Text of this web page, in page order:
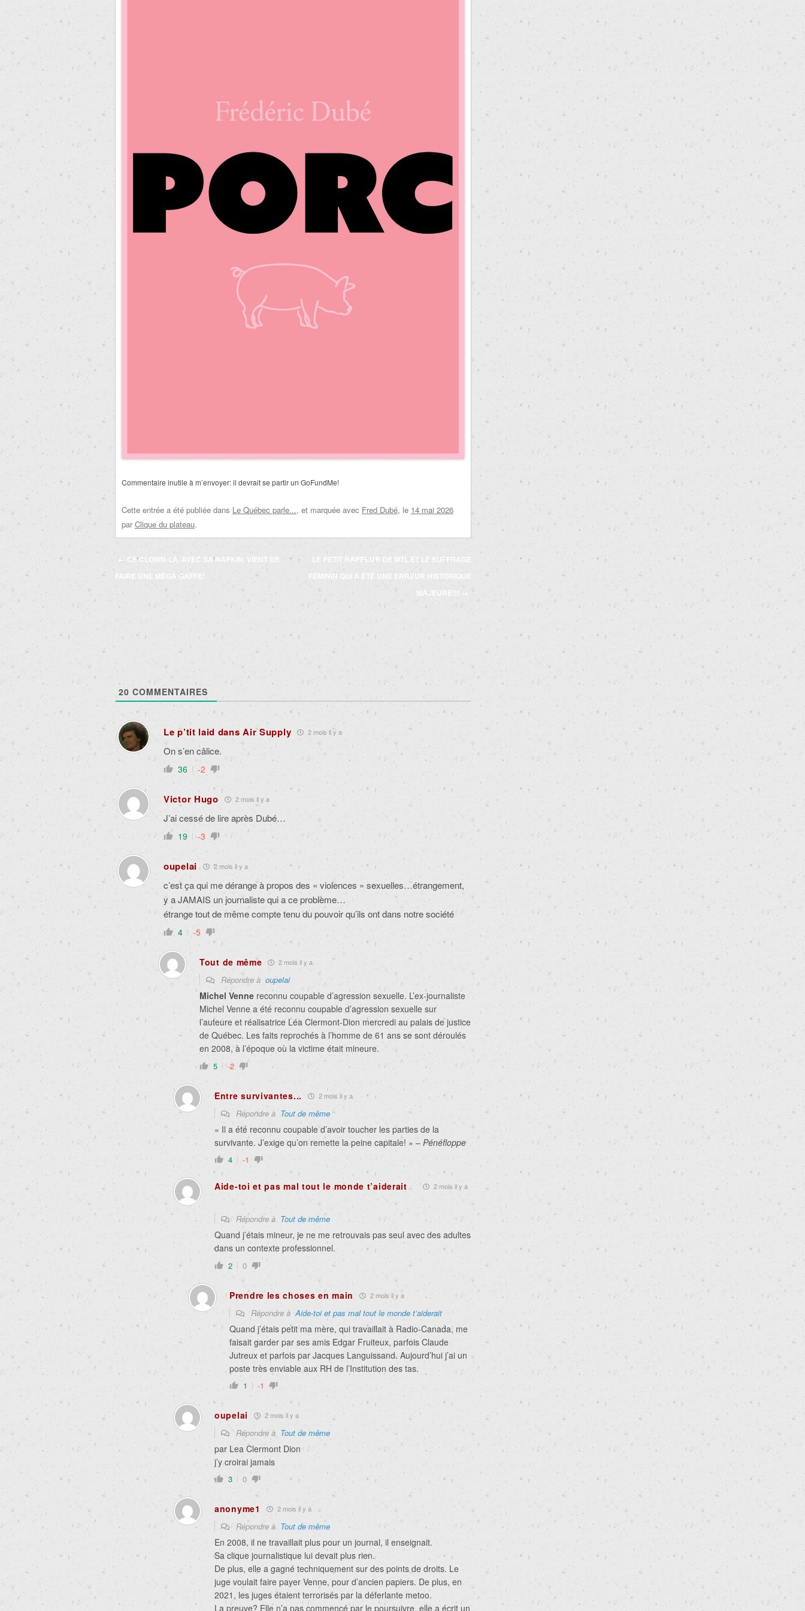
Commentaire inutile à m’envoyer: il devrait se partir un GoFundMe!
Cette entrée a été publiée dans Le Québec parle..., et marquée avec Fred Dubé, le 14 mai 2026
par Clique du plateau.
Navigation
des
←
CE CLOWN-LÀ, AVEC SA NAPKIN, VIENT DE
FAIRE UNE MÉGA GAFFE!
LE PETIT RAPPEUR DE MTL ET LE SUFFRAGE
FÉMININ QUI A ÉTÉ UNE ERREUR HISTORIQUE
MAJEURE!!! →
20 COMMENTAIRES
Le p’tit laid dans Air Supply 2 mois il y a
On s’en câlice.
36 -2
Victor Hugo 2 mois il y a
J’ai cessé de lire après Dubé…
19 -3
oupelai 2 mois il y a
c’est ça qui me dérange à propos des « violences » sexuelles…étrangement,
y a JAMAIS un journaliste qui a ce problème…
étrange tout de même compte tenu du pouvoir qu’ils ont dans notre société
4 -5
Tout de même 2 mois il y a
Répondre à oupelai
Michel Venne reconnu coupable d’agression sexuelle. L’ex-journaliste
Michel Venne a été reconnu coupable d’agression sexuelle sur
l’auteure et réalisatrice Léa Clermont-Dion mercredi au palais de justice
de Québec. Les faits reprochés à l’homme de 61 ans se sont déroulés
en 2008, à l’époque où la victime était mineure.
5 -2
Entre survivantes... 2 mois il y a
Répondre à Tout de même
« Il a été reconnu coupable d’avoir toucher les parties de la
survivante. J’exige qu’on remette la peine capitale! » – Pénéfloppe
4 -1
Aide-toi et pas mal tout le monde t’aiderait 2 mois il y a
Répondre à Tout de même
Quand j’étais mineur, je ne me retrouvais pas seul avec des adultes
dans un contexte professionnel.
2 0
Prendre les choses en main 2 mois il y a
Répondre àAide-toi et pas mal tout le monde t’aiderait
Quand j’étais petit ma mère, qui travaillait à Radio-Canada, me
faisait garder par ses amis Edgar Fruiteux, parfois Claude
Jutreux et parfois par Jacques Languissand. Aujourd’hui j’ai un
poste très enviable aux RH de l’Institution des tas.
1 -1
oupelai 2 mois il y a
Répondre à Tout de même
par Lea Clermont Dion
j’y croirai jamais
3 0
anonyme1 2 mois il y a
Répondre à Tout de même
En 2008, il ne travaillait plus pour un journal, il enseignait.
Sa clique journalistique lui devait plus rien.
De plus, elle a gagné techniquement sur des points de droits. Le
juge voulait faire payer Venne, pour d’ancien papiers. De plus, en
2021, les juges étaient terrorisés par la déferlante metoo.
La preuve? Elle n’a pas commencé par le poursuivre, elle a écrit un